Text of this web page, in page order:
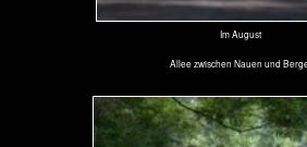
Im Oktober